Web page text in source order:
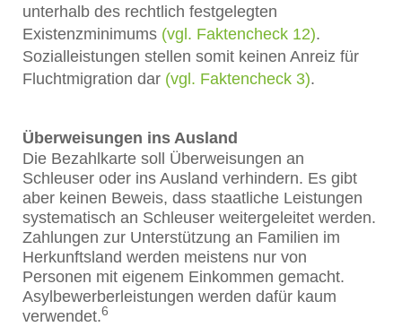
unterhalb des rechtlich festgelegten
Existenzminimums (vgl. Faktencheck 12).
Sozialleistungen stellen somit keinen Anreiz für
Fluchtmigration dar (vgl. Faktencheck 3).
Überweisungen ins Ausland
Die Bezahlkarte soll Überweisungen an
Schleuser oder ins Ausland verhindern. Es gibt
aber keinen Beweis, dass staatliche Leistungen
systematisch an Schleuser weitergeleitet werden.
Zahlungen zur Unterstützung an Familien im
Herkunftsland werden meistens nur von
Personen mit eigenem Einkommen gemacht.
Asylbewerberleistungen werden dafür kaum
verwendet.6